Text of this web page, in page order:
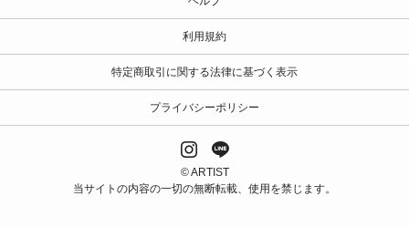
利用規約
特定商取引に関する法律に基づく表示
プライバシーポリシー
© ARTIST
当サイトの内容の一切の無断転載、使用を禁じます。